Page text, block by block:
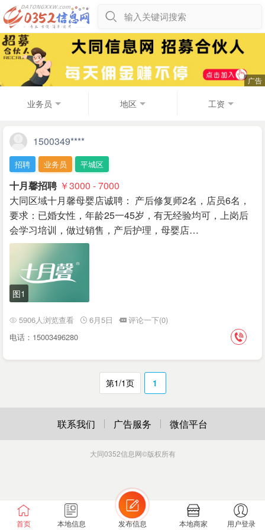
输入关键词搜索
业务员 地区 工资
1500349****
招聘 业务员 平城区
十月馨招聘 ￥3000 - 7000
大同区域十月馨母婴店诚聘： 产后修复师2名，店员6名，
要求：已婚女性，年龄25一45岁，有无经验均可，上岗后
会学习培训，做过销售，产后护理，母婴店…
图1
5906人浏览查看 6月5日
评论一下(0)
电话：15003496280
第1/1页 1
首页 本地信息 发布信息 本地商家 用户登录
联系我们 广告服务 微信平台
大同0352信息网©版权所有